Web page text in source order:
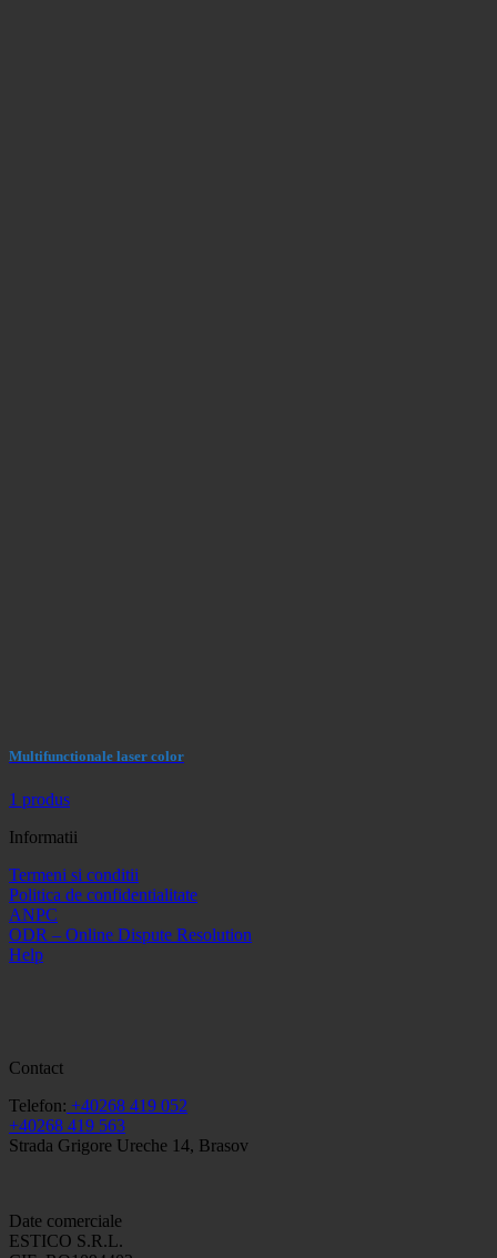
Multifunctionale laser color
1 produs
Informatii
Termeni si conditii
Politica de confidentialitate
ANPC
ODR – Online Dispute Resolution
Help
Contact
Telefon: +40268 419 052
+40268 419 563
Strada Grigore Ureche 14, Brasov
Date comerciale
ESTICO S.R.L.